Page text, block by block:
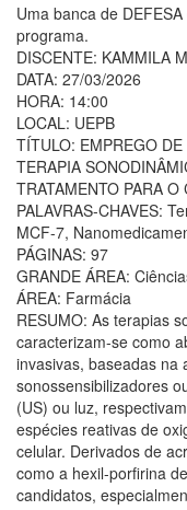
Uma banca de
programa.
DISCENTE: KAMMILA
DATA: 27/03/2026
HORA: 14:00
LOCAL: UEPB
TÍTULO: EMPREGO
TERAPIA
TRATAMENTO PARA
PALAVRAS-CHAVES:
MCF-7,
PÁGINAS: 97
GRANDE ÁREA:
ÁREA: Farmácia
RESUMO: As terapias
caracterizam-se como
invasivas, baseadas na
sonossensibilizadores
(US) ou luz,
espécies reativas de
celular. Derivados de
como a hexil-porfirina
candidatos,